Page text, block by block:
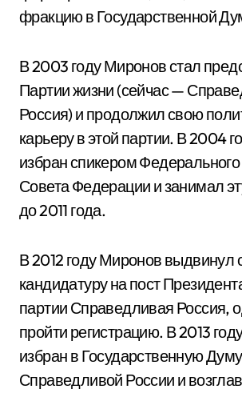
фракцию в Государственной
В 2003 году Миронов стал
Партии жизни (сейчас —
Россия) и продолжил свою
карьеру в этой партии. В 2004
избран спикером
Совета Федерации и занимал
до 2011 года.
В 2012 году Миронов выдвинул
кандидатуру на пост
партии Справедливая Россия,
пройти регистрацию. В 2013
избран в Государственную
Справедливой России и